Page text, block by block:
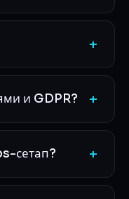
+
и GDPR? +
сетап? +